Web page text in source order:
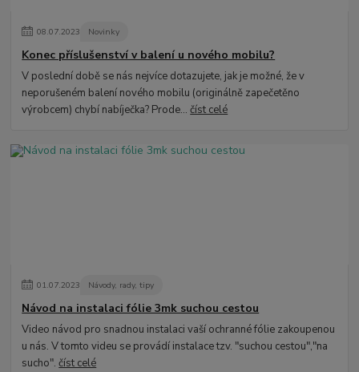
08.07.2023 Novinky
Konec příslušenství v balení u nového mobilu?
V poslední době se nás nejvíce dotazujete, jak je možné, že v
neporušeném balení nového mobilu (originálně zapečetěno
výrobcem) chybí nabíječka? Prode...číst celé
01.07.2023 Návody, rady, tipy
Návod na instalaci fólie 3mk suchou cestou
Video návod pro snadnou instalaci vaší ochranné fólie zakoupenou
u nás. V tomto videu se provádí instalace tzv. "suchou cestou","na
sucho".číst celé